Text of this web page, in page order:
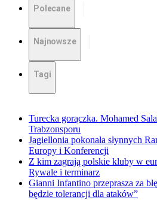
Polecane
Najnowsze
Tagi
Turecka gorączka. Mohamed
Trabzonsporu
Jagiellonia pokonała słynnych
Europy i Konferencji
Z kim zagrają polskie kluby w
Rywale i terminarz
Gianni Infantino przeprasza za
będzie tolerancji dla ataków”